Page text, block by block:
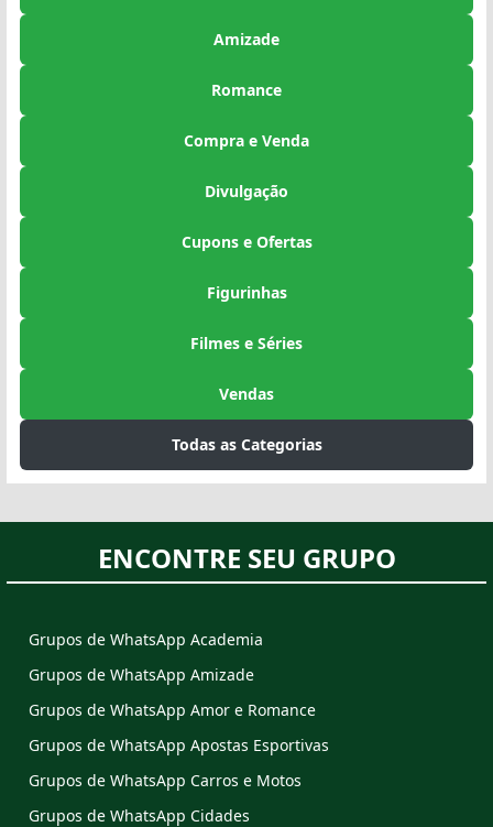
Amizade
Romance
Compra e Venda
Divulgação
Cupons e Ofertas
Figurinhas
Filmes e Séries
Vendas
Todas as Categorias
ENCONTRE SEU GRUPO
Grupos de WhatsApp Academia
Grupos de WhatsApp Amizade
Grupos de WhatsApp Amor e Romance
Grupos de WhatsApp Apostas Esportivas
Grupos de WhatsApp Carros e Motos
Grupos de WhatsApp Cidades